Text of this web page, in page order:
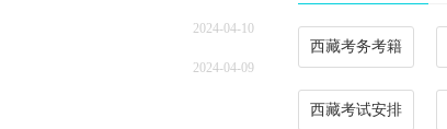
2024-04-10
2024-04-09
西藏考务考籍
西藏考试安排